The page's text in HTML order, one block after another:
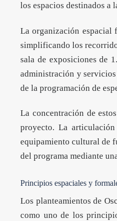
los espacios destinados a
La organización
simplificando los
sala de exposiciones de
administración y
de la programación de
La concentración de
proyecto. La
equipamiento cultural de
del programa mediante
Principios espaciales y
Los planteamientos de
como uno de los